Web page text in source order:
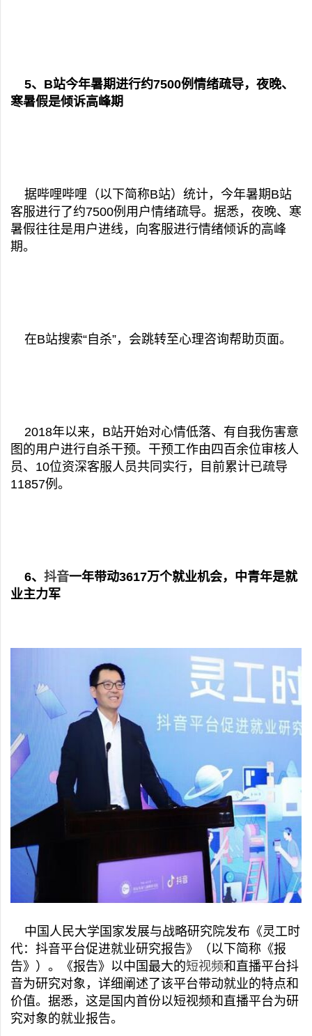
5、B站今年暑期进行约7500例情绪疏导，夜晚、
寒暑假是倾诉高峰期
据哔哩哔哩（以下简称B站）统计，今年暑期B站
客服进行了约7500例用户情绪疏导。据悉，夜晚、寒
暑假往往是用户进线，向客服进行情绪倾诉的高峰
期。
在B站搜索“自杀”，会跳转至心理咨询帮助页面。
2018年以来，B站开始对心情低落、有自我伤害意
图的用户进行自杀干预。干预工作由四百余位审核人
员、10位资深客服人员共同实行，目前累计已疏导
11857例。
6、 抖音一年带动3617万个就业机会，中青年是就
业主力军
中国人民大学国家发展与战略研究院发布《灵工时
代：抖音平台促进就业研究报告》（以下简称《报
告》）。《报告》以中国最大的短视频和直播平台抖
音为研究对象，详细阐述了该平台带动就业的特点和
价值。据悉，这是国内首份以短视频和直播平台为研
究对象的就业报告。